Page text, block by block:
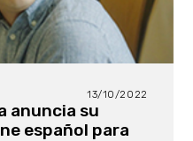
13/10/2022
anuncia su
español para